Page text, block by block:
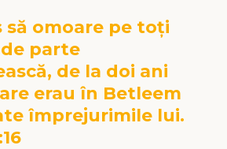
să omoare pe toți
parte
de la doi ani
erau în Betleem
împrejurimile lui.